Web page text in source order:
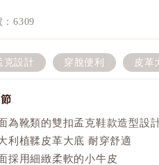
6309
克設計 穿脫便利 皮革
為靴類的雙扣孟克鞋款造型設
利植鞣皮革大底 耐穿舒適
採用細緻柔軟的小牛皮